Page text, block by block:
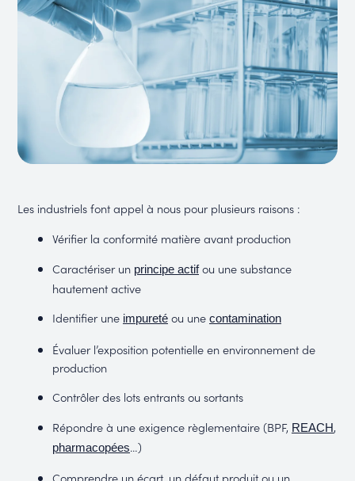
Les industriels font appel à nous pour plusieurs raisons :
Vérifier la conformité matière avant production
Caractériser un principe actifou une substance
hautement active
Identifier une impuretéou une contamination
Évaluer l’exposition potentielle en environnement de
production
Contrôler des lots entrants ou sortants
Répondre à une exigence règlementaire (BPF, REACH,
pharmacopées…)
Comprendre un écart, un défaut produit ou un